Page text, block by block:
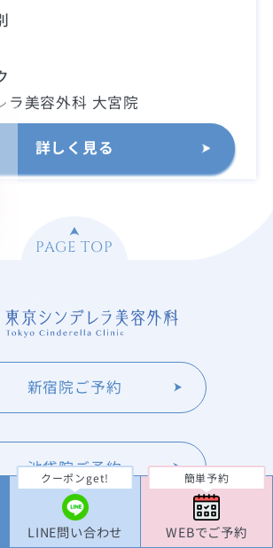
クーポンget!
LINE問い合わせ
簡単予約
WEBでご予約
ラ美容外科 大宮院
詳しく見る
PAGE TOP
新宿院ご予約
池袋院ご予約